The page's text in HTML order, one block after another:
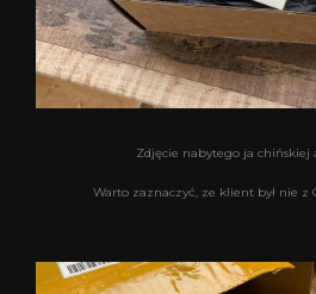
Zdjęcie nabytego ja chińskiej
Warto zaznaczyć, ze klient był nie z